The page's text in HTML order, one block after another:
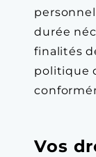
durée
finalités
politique
Vos